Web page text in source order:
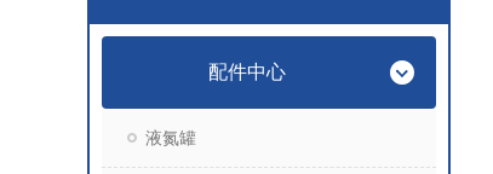
配件中心
液氮罐